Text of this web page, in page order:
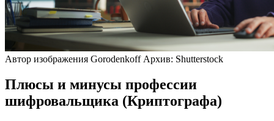
Автор изображения Gorodenkoff Архив: Shutterstock
Плюсы и минусы профессии
шифровальщика (Криптографа)